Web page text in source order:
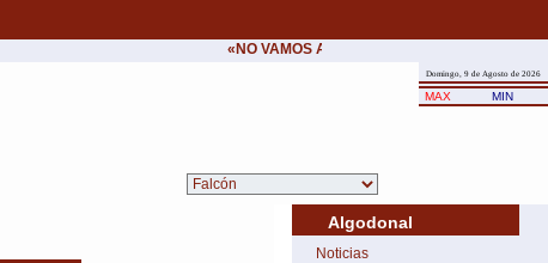
«NO VAMOS A CEDER NUNCA AL CHANTAJE
Domingo, 9 de Agosto de 2026
MAX MIN
Algodonal
Noticias